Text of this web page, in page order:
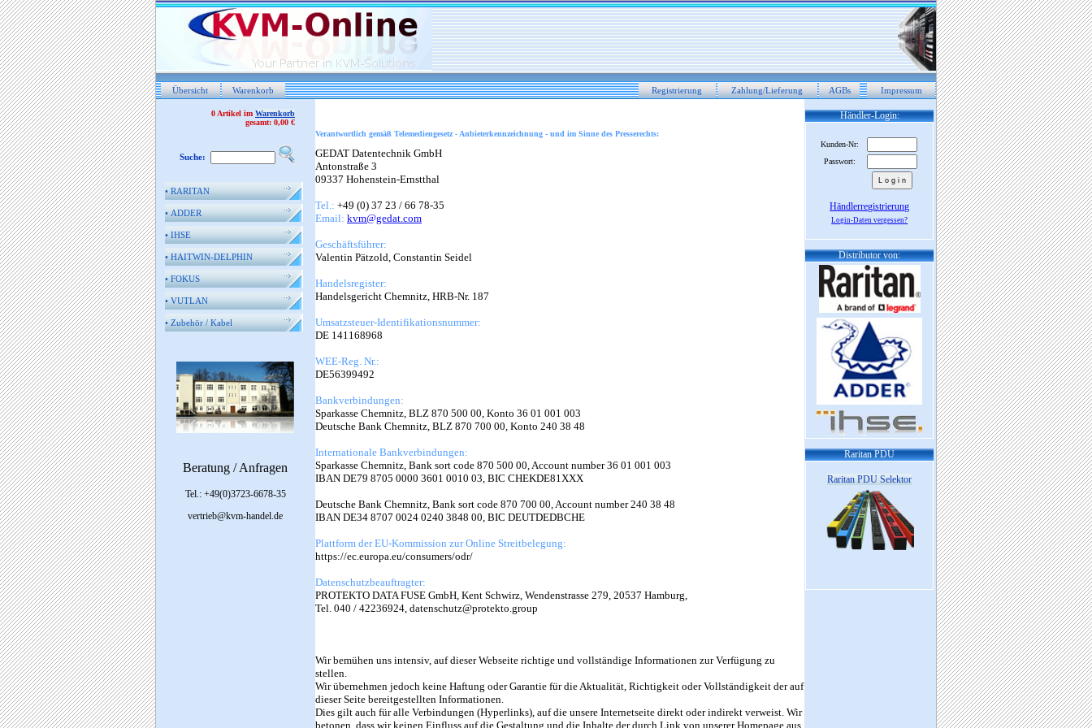
Übersicht Warenkorb Impressum
AGBs
Zahlung/Lieferung
Registrierung
0 Artikel im Warenkorb
gesamt: 0,00 €
Suche:
•RARITAN
•ADDER
•IHSE
•HAITWIN-DELPHIN
•FOKUS
•VUTLAN
•Zubehör / Kabel
Beratung / Anfragen
Tel.: +49(0)3723-6678-35
vertrieb@kvm-handel.de
Verantwortlich gemäß Telemediengesetz - Anbieterkennzeichnung - und im Sinne des Presserechts:
GEDAT Datentechnik GmbH
Antonstraße 3
09337 Hohenstein-Ernstthal
Tel.: +49 (0) 37 23 / 66 78-35
Email: kvm@gedat.com
Geschäftsführer:
Valentin Pätzold, Constantin Seidel
Handelsregister:
Handelsgericht Chemnitz, HRB-Nr. 187
Umsatzsteuer-Identifikationsnummer:
DE 141168968
WEE-Reg. Nr.:
DE56399492
Bankverbindungen:
Sparkasse Chemnitz, BLZ 870 500 00, Konto 36 01 001 003
Deutsche Bank Chemnitz, BLZ 870 700 00, Konto 240 38 48
Internationale Bankverbindungen:
Sparkasse Chemnitz, Bank sort code 870 500 00, Account number 36 01 001 003
IBAN DE79 8705 0000 3601 0010 03, BIC CHEKDE81XXX
Deutsche Bank Chemnitz, Bank sort code 870 700 00, Account number 240 38 48
IBAN DE34 8707 0024 0240 3848 00, BIC DEUTDEDBCHE
Plattform der EU-Kommission zur Online Streitbelegung:
https://ec.europa.eu/consumers/odr/
Datenschutzbeauftragter:
PROTEKTO DATA FUSE GmbH, Kent Schwirz, Wendenstrasse 279, 20537 Hamburg,
Tel. 040 / 42236924, datenschutz@protekto.group
Wir bemühen uns intensiv, auf dieser Webseite richtige und vollständige Informationen zur Verfügung zu
stellen.
Wir übernehmen jedoch keine Haftung oder Garantie für die Aktualität, Richtigkeit oder Vollständigkeit der auf
dieser Seite bereitgestellten Informationen.
Dies gilt auch für alle Verbindungen (Hyperlinks), auf die unsere Internetseite direkt oder indirekt verweist. Wir
betonen, dass wir keinen Einfluss auf die Gestaltung und die Inhalte der durch Link von unserer Homepage aus
Händler-Login:
Kunden-Nr:
Passwort:
Händlerregistrierung
Login-Daten vergessen?
Distributor von:
Raritan PDU
Raritan PDU Selektor